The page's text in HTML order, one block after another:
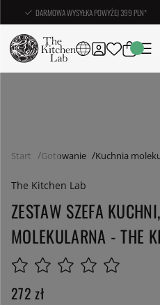
DARMOWA WYSYŁKA POWYŻEJ 399 PLN*
Start Gotowanie Kuchnia
The Kitchen Lab
ZESTAW SZEFA
MOLEKULARNA - THE
272 zł